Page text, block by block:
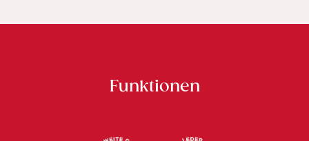
Funktionen